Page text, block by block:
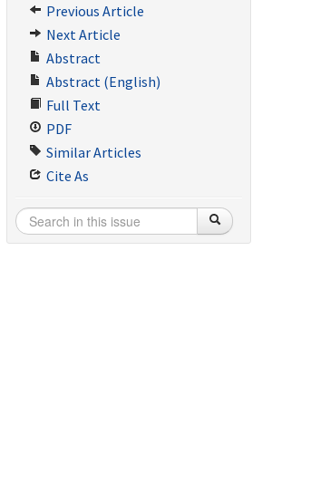
Previous Article
Next Article
Abstract
Abstract (English)
Full Text
PDF
Similar Articles
Cite As